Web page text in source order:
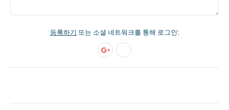
등록하기 또는 소셜 네트워크를 통해 로그인: